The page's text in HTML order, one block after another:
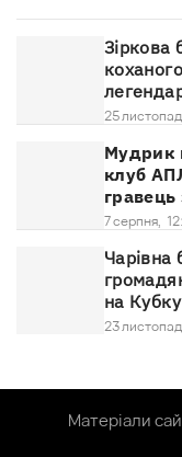
Зіркова
25
Мудрик
клуб
гравець
7 серпня,
Чарівна
на Кубку
23
Матеріали